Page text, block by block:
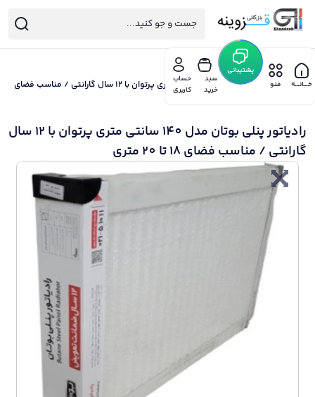
خـــانـــه منو
پشتیبانی
سبد
خرید
حساب
کاربری
خانه
محصولات بوتان
/ رادیاتور پنلی بوتان مدل 140 سانتی متری پرتوان با 12 سال گارانتی / مناسب فضای
رادیاتور پنلی بوتان مدل 140 سانتی متری پرتوان با 12 سال
گارانتی / مناسب فضای 18 تا 20 متری